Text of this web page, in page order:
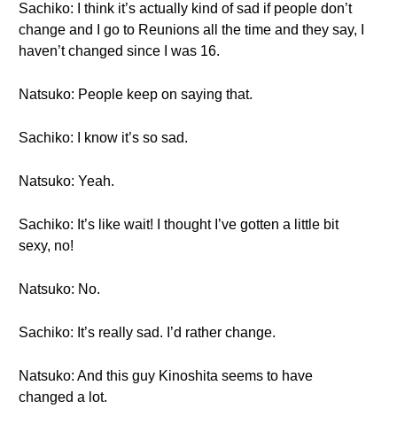
Sachiko: I think it’s actually kind of sad if people don’t
change and I go to Reunions all the time and they say, I
haven’t changed since I was 16.
Natsuko: People keep on saying that.
Sachiko: I know it’s so sad.
Natsuko: Yeah.
Sachiko: It’s like wait! I thought I’ve gotten a little bit
sexy, no!
Natsuko: No.
Sachiko: It’s really sad. I’d rather change.
Natsuko: And this guy Kinoshita seems to have
changed a lot.